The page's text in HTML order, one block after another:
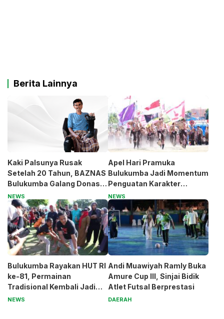
Berita Lainnya
Kaki Palsunya Rusak
Setelah 20 Tahun, BAZNAS
Bulukumba Galang Donasi
untuk Pak Pardi
NEWS
Apel Hari Pramuka
Bulukumba Jadi Momentum
Penguatan Karakter
Generasi Muda
NEWS
Bulukumba Rayakan HUT RI
ke-81, Permainan
Tradisional Kembali Jadi
Magnet
NEWS
Andi Muawiyah Ramly Buka
Amure Cup III, Sinjai Bidik
Atlet Futsal Berprestasi
DAERAH